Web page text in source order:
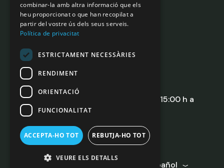
Aviso legal
Política de privacidad
con nosotros
Teléfono:+ 376 828692
E-mail:sdadv@sdadv.ad
Lunes a viernes de 8:30 h a 13:30 h — 15:00 h a
17:00 h
Contacto comercial
+376 328677
Español
combinar-la amb altra informació que els
heu proporcionat o que han recopilat a
partir del vostre ús dels seus serveis.
Política de privacitat
ESTRICTAMENT NECESSÀRIES
RENDIMENT
ORIENTACIÓ
FUNCIONALITAT
ACCEPTA-HO TOT REBUTJA-HO TOT
VEURE ELS DETALLS